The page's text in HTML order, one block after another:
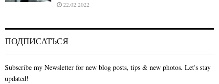
22.02.2022
ПОДПИСАТЬСЯ
Subscribe my Newsletter for new blog posts, tips & new photos. Let's stay
updated!